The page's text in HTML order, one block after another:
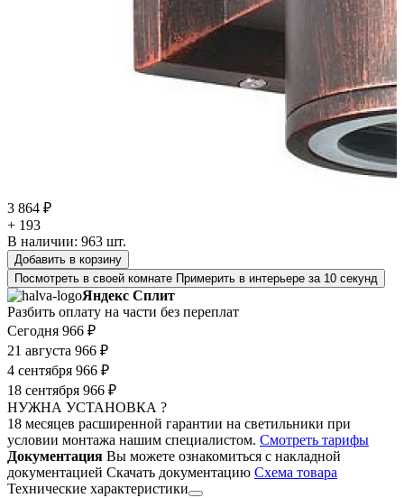
3 864 ₽
+ 193
В наличии: 963 шт.
Добавить в корзину
Посмотреть в своей комнате Примерить в интерьере за 10 секунд
Яндекс Сплит
Разбить оплату на части без переплат
Сегодня 966 ₽
21 августа 966 ₽
4 сентября 966 ₽
18 сентября 966 ₽
НУЖНА УСТАНОВКА ?
18 месяцев расширенной гарантии на светильники при
условии монтажа нашим специалистом. Смотреть тарифы
Документация Вы можете ознакомиться с накладной
документацией Скачать документацию Cхема товара
Технические характеристики